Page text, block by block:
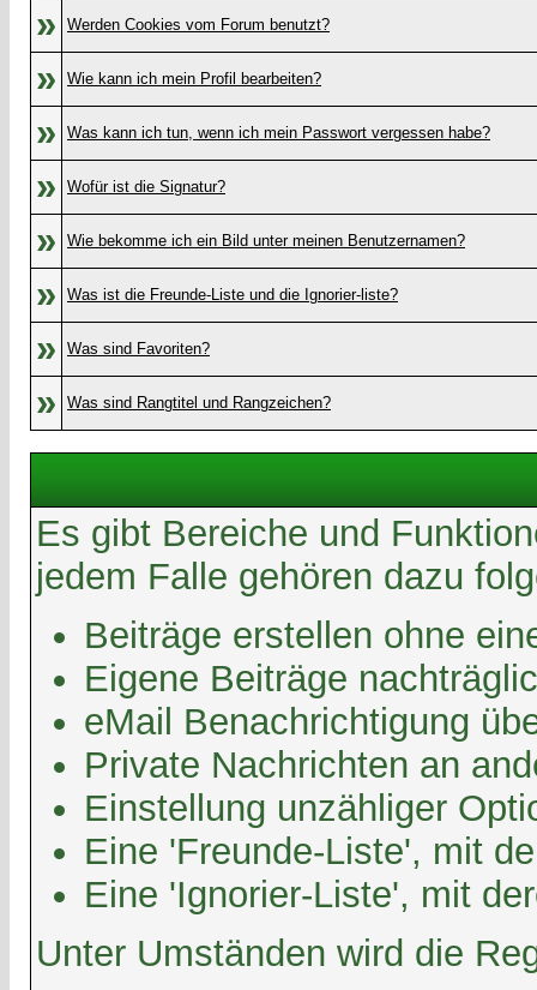
» Werden Cookies vom Forum benutzt?
» Wie kann ich mein Profil bearbeiten?
» Was kann ich tun, wenn ich mein Passwort vergessen habe?
» Wofür ist die Signatur?
» Wie bekomme ich ein Bild unter meinen Benutzernamen?
» Was ist die Freunde-Liste und die Ignorier-liste?
» Was sind Favoriten?
» Was sind Rangtitel und Rangzeichen?
Es gibt Bereiche und
jedem Falle gehören dazu
Beiträge erstellen ohne
Eigene Beiträge
eMail Benachrichtigung
Private Nachrichten an
Einstellung unzähliger
Eine 'Freunde-Liste', mit
Eine 'Ignorier-Liste', mit
Unter Umständen wird die